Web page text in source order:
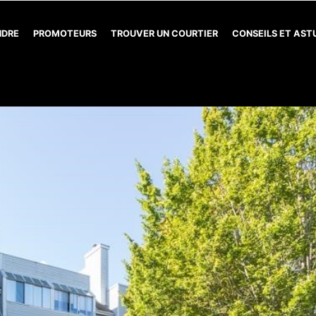
PROMOTEURS TROUVER UN COURTIER CONSEILS ET